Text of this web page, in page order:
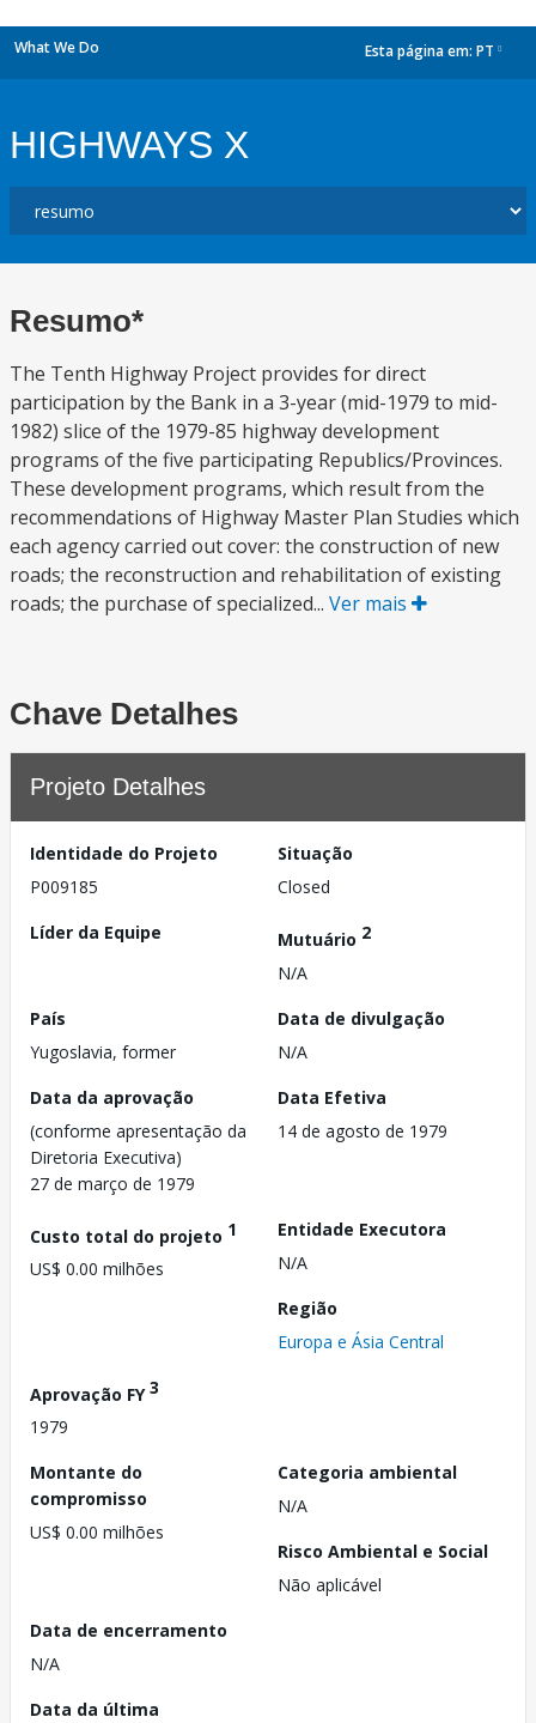
What We Do Esta página em: PT
HIGHWAYS X
Resumo*
The Tenth Highway Project provides for direct
participation by the Bank in a 3-year (mid-1979 to mid-
1982) slice of the 1979-85 highway development
programs of the five participating Republics/Provinces.
These development programs, which result from the
recommendations of Highway Master Plan Studies which
each agency carried out cover: the construction of new
roads; the reconstruction and rehabilitation of existing
roads; the purchase of specialized... Ver mais
Chave Detalhes
Projeto Detalhes
Identidade do Projeto
P009185
Situação
Closed
Líder da Equipe
Mutuário 2
N/A
País
Yugoslavia, former
Data de divulgação
N/A
Data da aprovação
(conforme apresentação da
Diretoria Executiva)
27 de março de 1979
Data Efetiva
14 de agosto de 1979
Custo total do projeto 1
US$ 0.00 milhões
Entidade Executora
N/A
Região
Europa e Ásia Central
Aprovação FY3
1979
Montante do
compromisso
US$ 0.00 milhões
Categoria ambiental
N/A
Risco Ambiental e Social
Não aplicável
Data de encerramento
N/A
Data da última